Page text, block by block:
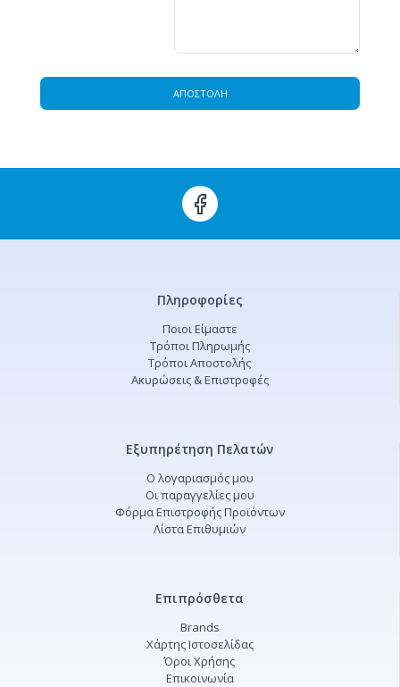
ΑΠΟΣΤΟΛΉ
Πληροφορίες
Ποιοι Είμαστε
Τρόποι Πληρωμής
Τρόποι Αποστολής
Ακυρώσεις & Επιστροφές
Εξυπηρέτηση Πελατών
Ο λογαριασμός μου
Οι παραγγελίες μου
Φόρμα Επιστροφής Προϊόντων
Λίστα Επιθυμιών
Επιπρόσθετα
Brands
Χάρτης Ιστοσελίδας
Όροι Χρήσης
Επικοινωνία